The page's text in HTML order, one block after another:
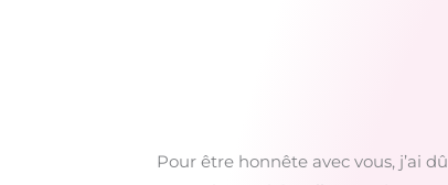
Pour être honnête avec vous, j’ai